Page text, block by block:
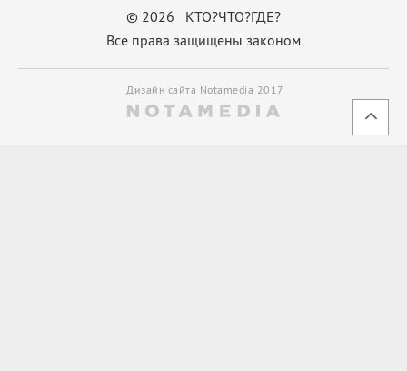
© 2026 КТО?ЧТО?ГДЕ?
Все права защищены законом
Дизайн сайта Notamedia 2017